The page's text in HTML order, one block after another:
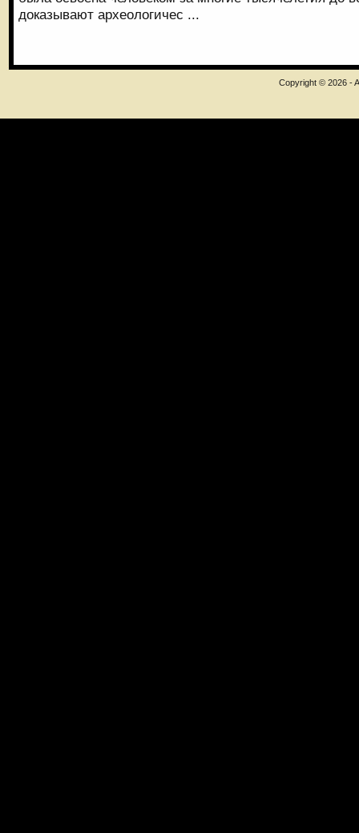
доказывают археологичес ...
Copyright © 2026 -